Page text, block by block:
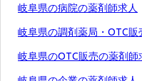
岐阜県の病院の薬剤師求人
岐阜県の調剤薬局・OTC販
岐阜県のOTC販売の薬剤師